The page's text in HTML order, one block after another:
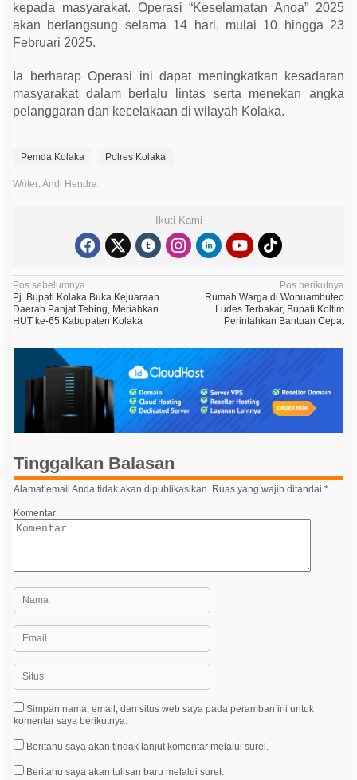
kepada masyarakat. Operasi “Keselamatan Anoa” 2025
akan berlangsung selama 14 hari, mulai 10 hingga 23
Februari 2025.
Ia berharap Operasi ini dapat meningkatkan kesadaran
masyarakat dalam berlalu lintas serta menekan angka
pelanggaran dan kecelakaan di wilayah Kolaka.
Pemda Kolaka Polres Kolaka
Writer: Andi Hendra
Ikuti Kami
N
a
v
i
i
p
o
s
Pos sebelumnya
Pj. Bupati Kolaka Buka Kejuaraan
Daerah Panjat Tebing, Meriahkan
HUT ke-65 Kabupaten Kolaka
Pos berikutnya
Rumah Warga di Wonuambuteo
Ludes Terbakar, Bupati Koltim
Perintahkan Bantuan Cepat
Tinggalkan Balasan
Alamat email Anda tidak akan dipublikasikan. Ruas yang wajib ditandai *
Komentar
Simpan nama, email, dan situs web saya pada peramban ini untuk
komentar saya berikutnya.
Beritahu saya akan tindak lanjut komentar melalui surel.
Beritahu saya akan tulisan baru melalui surel.